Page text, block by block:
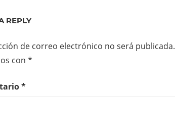
REPLY
de correo electrónico no será publicada.
con *
*